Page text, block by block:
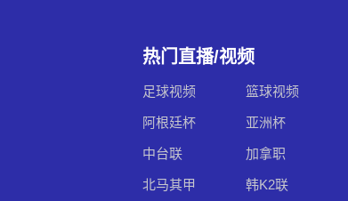
热门直播/视频
足球视频 篮球视频
阿根廷杯 亚洲杯
中台联 加拿职
北马其甲 韩K2联